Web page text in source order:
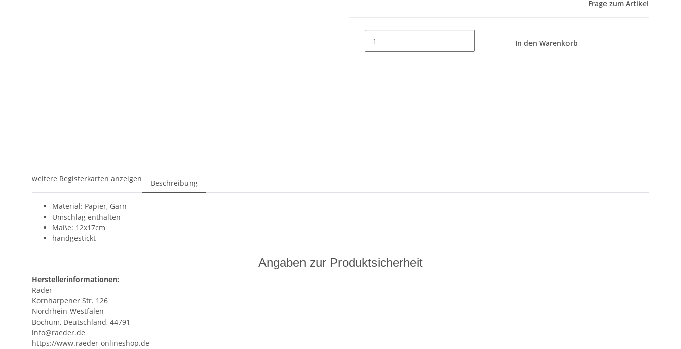
Frage zum Artikel
In den Warenkorb
weitere Registerkarten anzeigen Beschreibung
Material: Papier, Garn
Umschlag enthalten
Maße: 12x17cm
handgestickt
Angaben zur Produktsicherheit
Herstellerinformationen:
Räder
Kornharpener Str. 126
Nordrhein-Westfalen
Bochum, Deutschland, 44791
info@raeder.de
https://www.raeder-onlineshop.de